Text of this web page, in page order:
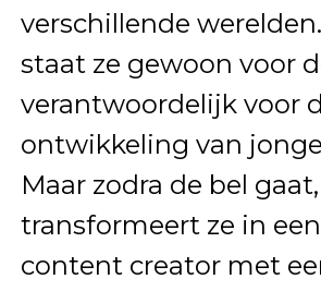
verschillende
staat ze gewoon voor
verantwoordelijk voor
ontwikkeling van
Maar zodra de bel gaat,
transformeert ze in
content creator met